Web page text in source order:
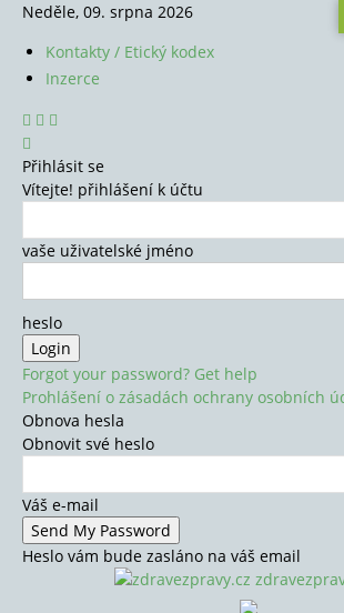
Neděle, 09. srpna 2026
Kontakty / Etický kodex
Inzerce
Přihlásit se
Vítejte! přihlášení k účtu
vaše uživatelské jméno
heslo
Forgot your password? Get help
Prohlášení o zásadách ochrany osobních
Obnova hesla
Obnovit své heslo
Váš e-mail
Heslo vám bude zasláno na váš email